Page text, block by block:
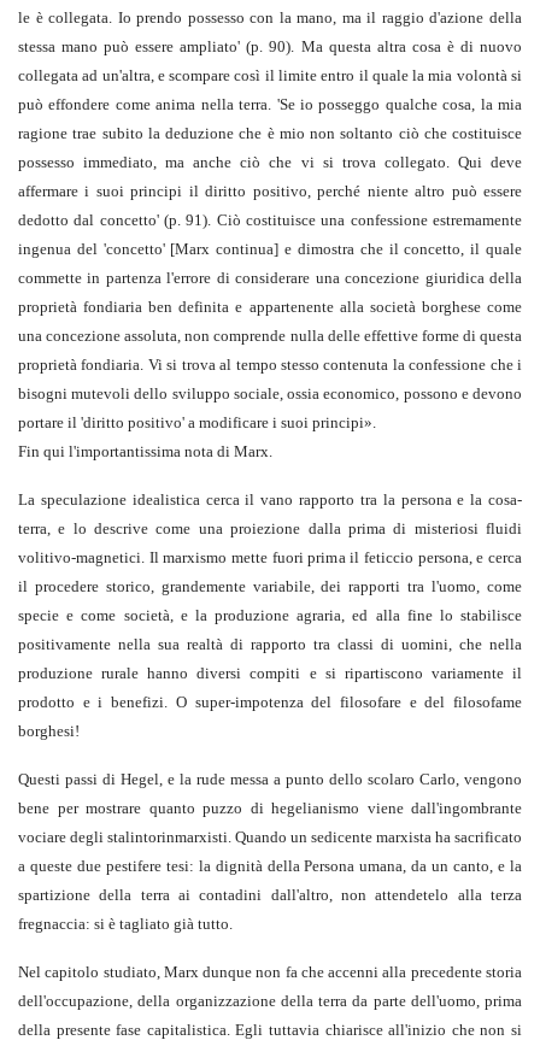
le è collegata. Io prendo possesso con la mano, ma il raggio d'azione della
stessa mano può essere ampliato' (p. 90). Ma questa altra cosa è di nuovo
collegata ad un'altra, e scompare così il limite entro il quale la mia volontà si
può effondere come anima nella terra. 'Se io posseggo qualche cosa, la mia
ragione trae subito la deduzione che è mio non soltanto ciò che costituisce
possesso immediato, ma anche ciò che vi si trova collegato. Qui deve
affermare i suoi principi il diritto positivo, perché niente altro può essere
dedotto dal concetto' (p. 91). Ciò costituisce una confessione estremamente
ingenua del 'concetto'[Marx continua]e dimostra che il concetto, il quale
commette in partenza l'errore di considerare una concezione giuridica della
proprietà fondiaria ben definita e appartenente alla società borghese come
una concezione assoluta, non comprende nulla delle effettive forme di questa
proprietà fondiaria. Vi si trova al tempo stesso contenuta la confessione che i
bisogni mutevoli dello sviluppo sociale, ossia economico, possono e devono
portare il 'diritto positivo' a modificare i suoi principi».
Fin qui l'importantissima nota di Marx.
La speculazione idealistica cerca il vano rapporto tra la persona e la cosa-
terra, e lo descrive come una proiezione dalla prima di misteriosi fluidi
volitivo-magnetici. Il marxismo mette fuori prima il feticcio persona, e cerca
il procedere storico, grandemente variabile, dei rapporti tra l'uomo, come
specie e come società, e la produzione agraria, ed alla fine lo stabilisce
positivamente nella sua realtà di rapporto tra classi di uomini, che nella
produzione rurale hanno diversi compiti e si ripartiscono variamente il
prodotto e i benefizi. O super-impotenza del filosofare e del filosofame
borghesi!
Questi passi di Hegel, e la rude messa a punto dello scolaro Carlo, vengono
bene per mostrare quanto puzzo di hegelianismo viene dall'ingombrante
vociare degli stalintorinmarxisti. Quando un sedicente marxista ha sacrificato
a queste due pestifere tesi: la dignità della Persona umana, da un canto, e la
spartizione della terra ai contadini dall'altro, non attendetelo alla terza
fregnaccia: si è tagliato già tutto.
Nel capitolo studiato, Marx dunque non fa che accenni alla precedente storia
dell'occupazione, della organizzazione della terra da parte dell'uomo, prima
della presente fase capitalistica. Egli tuttavia chiarisce all'inizio che non si